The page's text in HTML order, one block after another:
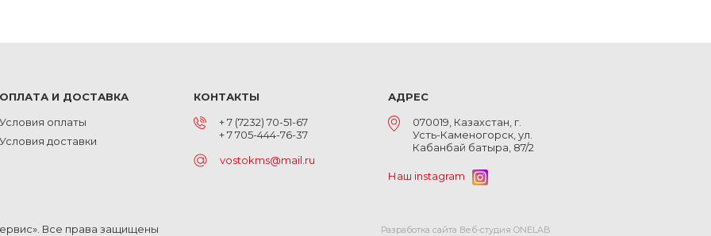
ОПЛАТА И ДОСТАВКА
Условия оплаты
Условия доставки
КОНТАКТЫ
+ 7 (7232) 70-51-67
+ 7 705-444-76-37
vostokms@mail.ru
АДРЕС
070019, Казахстан, г.
Усть-Каменогорск, ул.
Кабанбай батыра, 87/2
Наш instagram
Все права защищены Разработка сайта Веб-студия ONELAB